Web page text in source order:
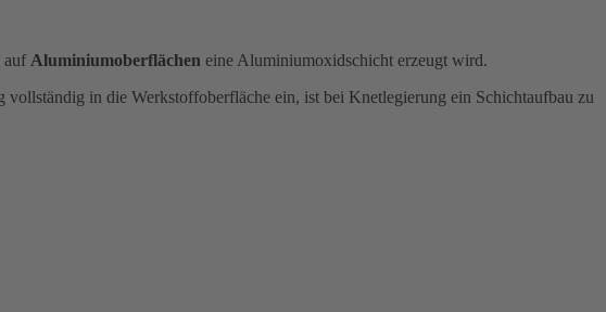
auf Aluminiumoberflächen eine Aluminiumoxidschicht erzeugt wird.
in die Werkstoffoberfläche ein, ist bei Knetlegierung ein Schichtaufbau zu